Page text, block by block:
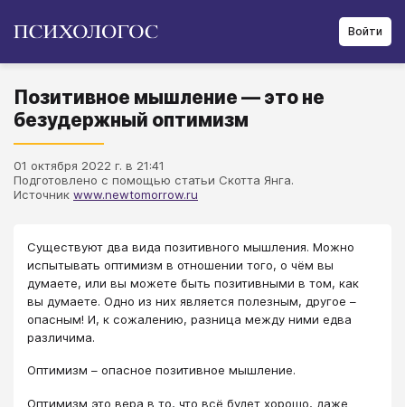
Войти
Позитивное мышление — это не
безудержный оптимизм
01 октября 2022 г. в 21:41
Подготовлено с помощью статьи Скотта Янга.
Источник www.newtomorrow.ru
​Существуют два вида позитивного мышления. Можно
испытывать оптимизм в отношении того, о чём вы
думаете, или вы можете быть позитивными в том, как
вы думаете. Одно из них является полезным, другое –
опасным! И, к сожалению, разница между ними едва
различима.
Оптимизм – опасное позитивное мышление.
Оптимизм это вера в то, что всё будет хорошо, даже